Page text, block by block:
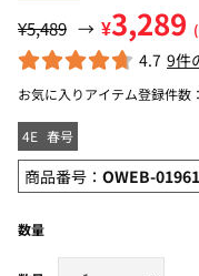
¥5,489 → ¥3,289
4.7 9件
お気に入りアイテム登録件数：
4E 春号
商品番号： OWEB-01961
数量